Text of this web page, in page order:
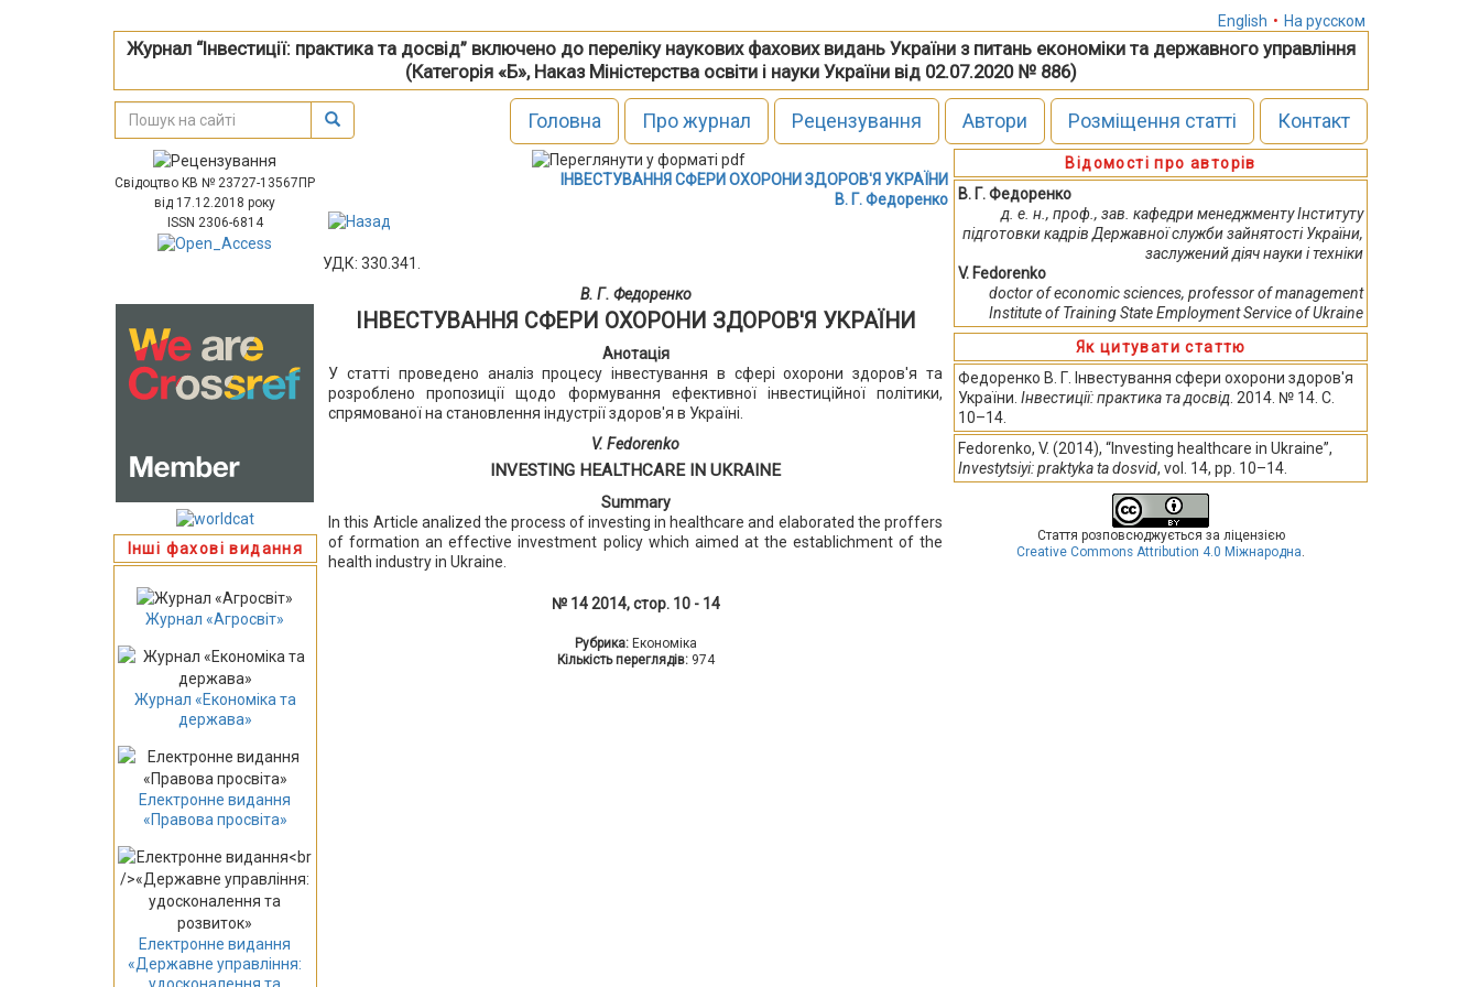
English • На русском
Журнал “Інвестиції: практика та досвід” включено до переліку наукових фахових видань України з питань економіки та державного управління
(Категорія «Б», Наказ Міністерства освіти і науки України від 02.07.2020 № 886)
Головна Про журнал Рецензування Автори Розміщення статті Контакт
Свідоцтво КВ № 23727-13567ПР
від 17.12.2018 року
ISSN 2306-6814
Інші фахові видання
Журнал «Агросвіт»
Журнал «Економіка та
держава»
Електронне видання
«Правова просвіта»
Електронне видання
«Державне управління:
ІНВЕСТУВАННЯ СФЕРИ ОХОРОНИ ЗДОРОВ'Я УКРАЇНИ
В. Г. Федоренко
УДК: 330.341.
В. Г. Федоренко
ІНВЕСТУВАННЯ СФЕРИ ОХОРОНИ ЗДОРОВ'Я УКРАЇНИ
Анотація
У статті проведено аналіз процесу інвестування в сфері охорони здоров'я та
розроблено пропозиції щодо формування ефективної інвестиційної політики,
спрямованої на становлення індустрії здоров'я в Україні.
V. Fedorenko
INVESTING HEALTHCARE IN UKRAINE
Summary
In this Article analized the process of investing in healthcare and elaborated the proffers
of formation an effective investment policy which aimed at the establichment of the
health industry in Ukraine.
№ 14 2014, стор. 10 - 14
Рубрика: Економіка
Кількість переглядів: 974
Відомості про авторів
В. Г. Федоренко
д. е. н., проф., зав. кафедри менеджменту Інституту
підготовки кадрів Державної служби зайнятості України,
заслужений діяч науки і техніки
V. Fedorenko
doctor of economic sciences, professor of management
Institute of Training State Employment Service of Ukraine
Як цитувати статтю
Федоренко В. Г. Інвестування сфери охорони здоров'я
України. Інвестиції: практика та досвід. 2014. № 14. С.
10–14.
Fedorenko, V. (2014), “Investing healthcare in Ukraine”,
Investytsiyi: praktyka ta dosvid, vol. 14, pp. 10–14.
Стаття розповсюджується за ліцензією
Creative Commons Attribution 4.0 Міжнародна.